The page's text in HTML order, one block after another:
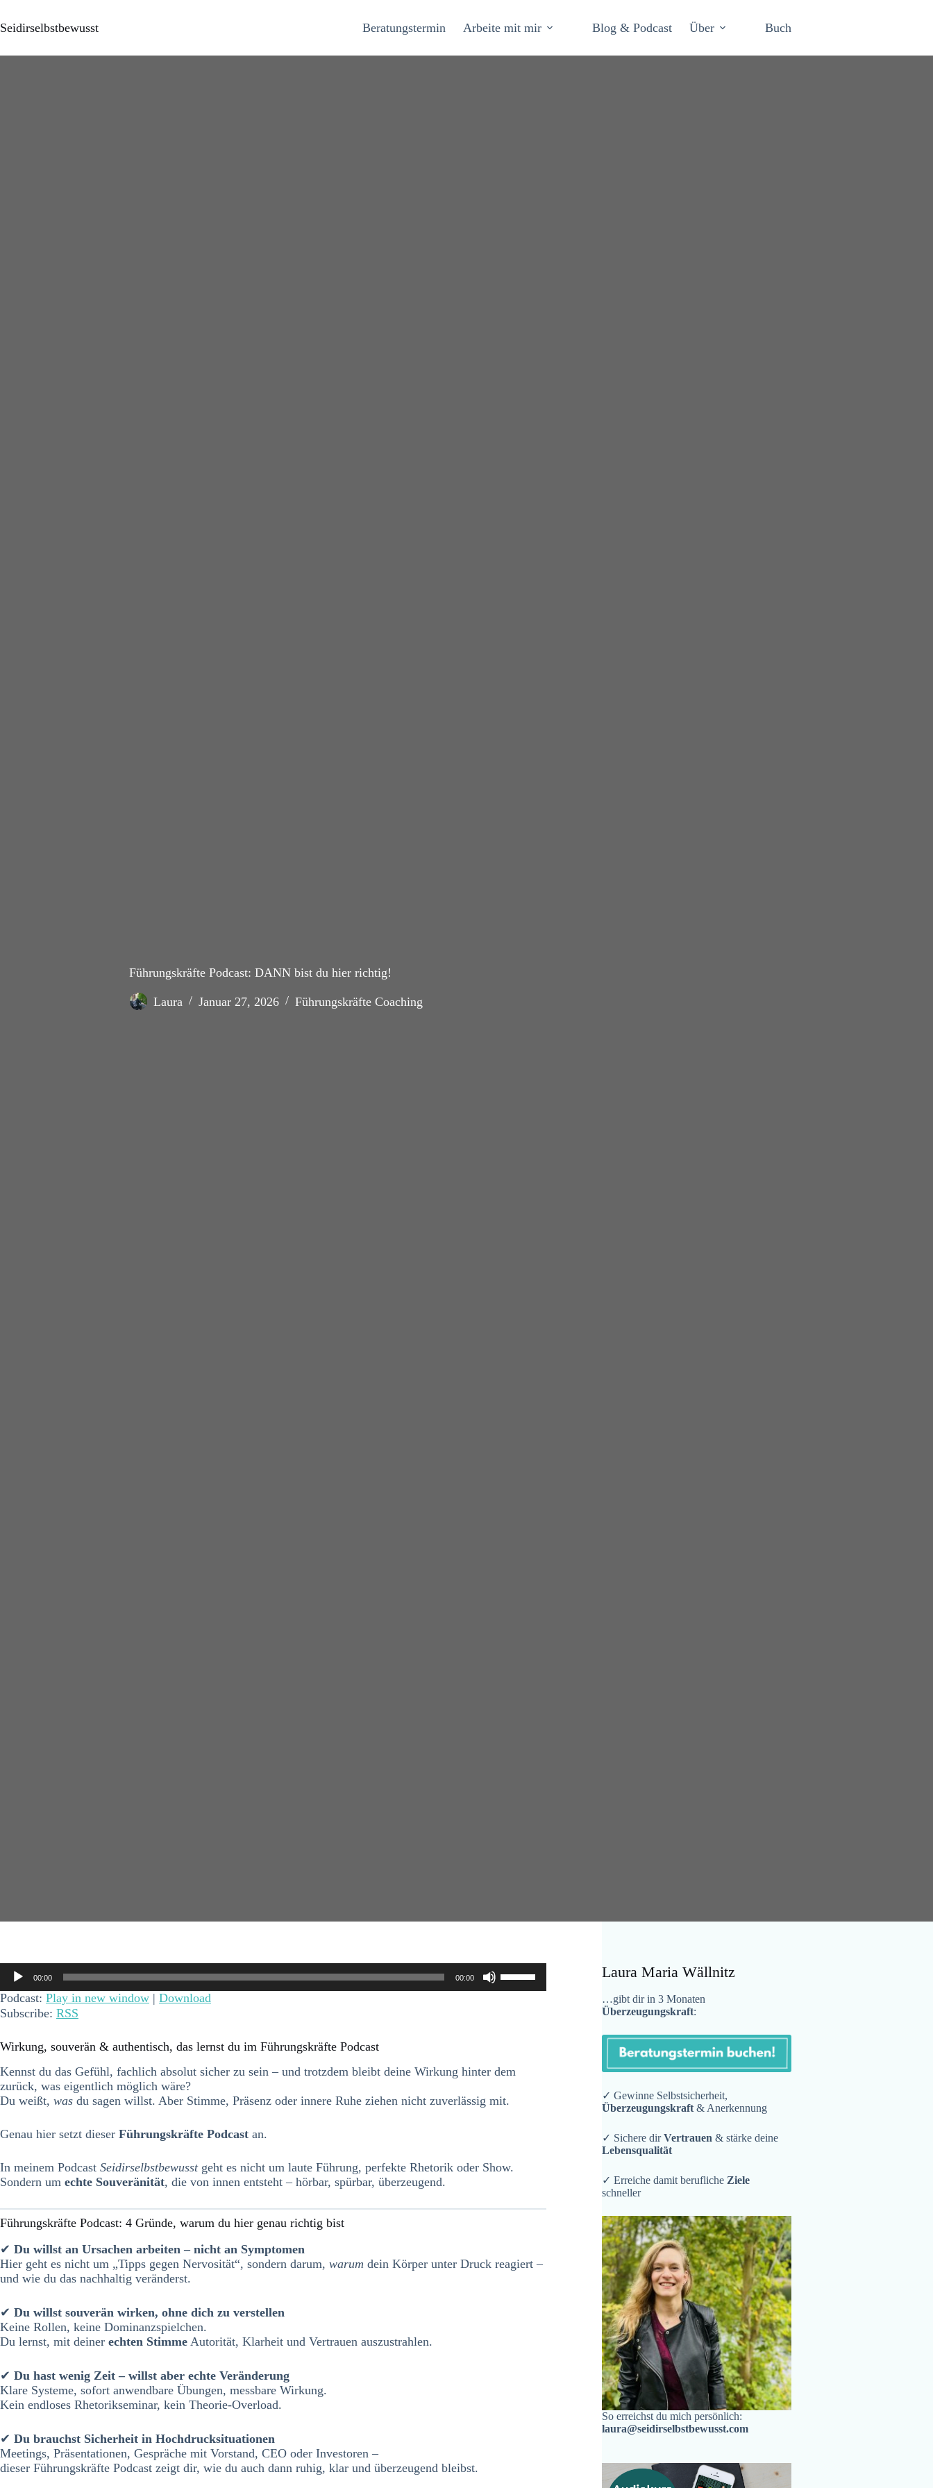
Seidirselbstbewusst Beratungstermin Arbeite mit mir Blog & Podcast Über Buch
Führungskräfte Podcast: DANN bist du hier richtig!
Laura Januar 27, 2026 Führungskräfte Coaching
Audio-
Player
00:00 00:00
Hoch/Runter
regeln.
Podcast: Play in new window | Download
Subscribe: RSS
Wirkung, souverän & authentisch, das lernst du im Führungskräfte Podcast
Kennst du das Gefühl, fachlich absolut sicher zu sein – und trotzdem bleibt deine Wirkung hinter dem
zurück, was eigentlich möglich wäre?
Du weißt, was du sagen willst. Aber Stimme, Präsenz oder innere Ruhe ziehen nicht zuverlässig mit.
Genau hier setzt dieser Führungskräfte Podcast an.
In meinem Podcast Seidirselbstbewusstgeht es nicht um laute Führung, perfekte Rhetorik oder Show.
Sondern um echte Souveränität, die von innen entsteht – hörbar, spürbar, überzeugend.
Führungskräfte Podcast: 4 Gründe, warum du hier genau richtig bist
✔ Du willst an Ursachen arbeiten – nicht an Symptomen
Hier geht es nicht um „Tipps gegen Nervosität“, sondern darum, warum dein Körper unter Druck reagiert –
und wie du das nachhaltig veränderst.
✔ Du willst souverän wirken, ohne dich zu verstellen
Keine Rollen, keine Dominanzspielchen.
Du lernst, mit deiner echten Stimme Autorität, Klarheit und Vertrauen auszustrahlen.
✔ Du hast wenig Zeit – willst aber echte Veränderung
Klare Systeme, sofort anwendbare Übungen, messbare Wirkung.
Kein endloses Rhetorikseminar, kein Theorie-Overload.
✔ Du brauchst Sicherheit in Hochdrucksituationen
Meetings, Präsentationen, Gespräche mit Vorstand, CEO oder Investoren –
dieser Führungskräfte Podcast zeigt dir, wie du auch dann ruhig, klar und überzeugend bleibst.
Laura Maria Wällnitz
…gibt dir in 3 Monaten
Überzeugungskraft:
✓ Gewinne Selbstsicherheit,
Überzeugungskraft & Anerkennung
✓ Sichere dirVertrauen & stärke deine
Lebensqualität
✓ Erreiche damit berufliche Ziele
schneller
So erreichst du mich persönlich:
laura@seidirselbstbewusst.com